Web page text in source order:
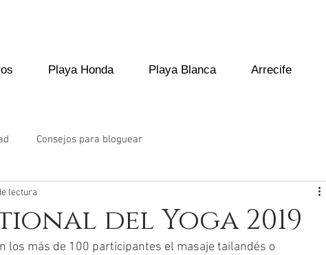
Playa Honda Playa Blanca Arrecife
Consejos para bloguear
del Yoga 2019
lectura
los más de 100 participantes el masaje tailandés o